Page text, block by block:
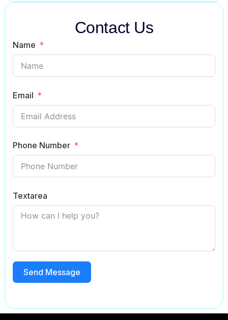
Contact Us
Name
Email
Phone Number
Textarea
Send Message